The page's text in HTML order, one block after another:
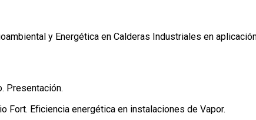
y Energética en Calderas Industriales en
Presentación.
Fort. Eficiencia energética en instalaciones de Vapor.